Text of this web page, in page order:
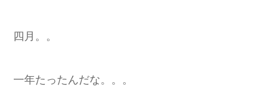
四月。。
一年たったんだな。。。